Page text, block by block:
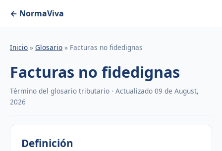
← NormaViva
Inicio » Glosario » Facturas no fidedignas
Facturas no fidedignas
Término del glosario tributario · Actualizado 09 de August,
2026
Definición